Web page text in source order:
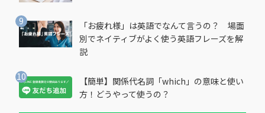
「お疲れ様」は英語でなんて言うの？ 場面
別でネイティブがよく使う英語フレーズを解
説
【簡単】関係代名詞「which」の意味と使い
方！どうやって使うの？